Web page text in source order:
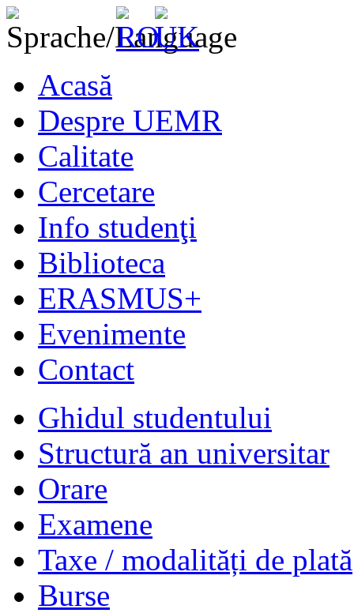
Acasă
Despre UEMR
Calitate
Cercetare
Info studenţi
Biblioteca
ERASMUS+
Evenimente
Contact
Ghidul studentului
Structură an universitar
Orare
Examene
Taxe / modalități de plată
Burse